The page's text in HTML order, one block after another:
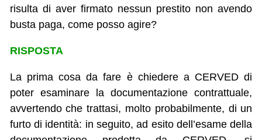
risulta di aver firmato nessun prestito non avendo
busta paga, come posso agire?
RISPOSTA
La prima cosa da fare è chiedere a CERVED di
poter esaminare la documentazione contrattuale,
avvertendo che trattasi, molto probabilmente, di un
furto di identità: in seguito, ad esito dell’esame della